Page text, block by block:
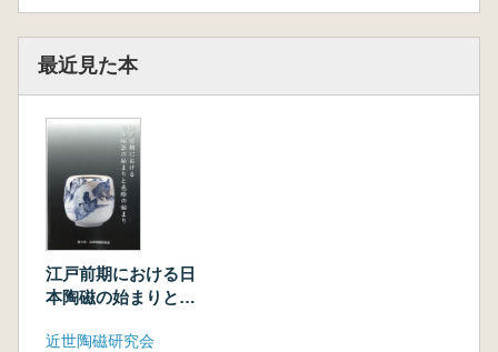
最近見た本
江戸前期における日
本陶磁の始まりと色
近世陶磁研究会